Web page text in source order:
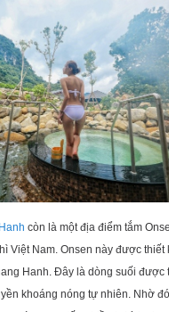
còn là một địa điểm tắm
Việt Nam. Onsen này được thiết
Hanh. Đây là dòng suối được
khoáng nóng tự nhiên. Nhờ